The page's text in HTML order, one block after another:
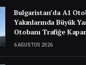
Bulgaristan’da A1
Yakınlarında Büyük
Otobanı Trafiğe
6 AĞUSTOS 2026